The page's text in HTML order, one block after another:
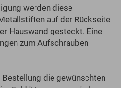
werden diese
auf der Rückseite
Hauswand gesteckt. Eine
zum Aufschrauben
die gewünschten